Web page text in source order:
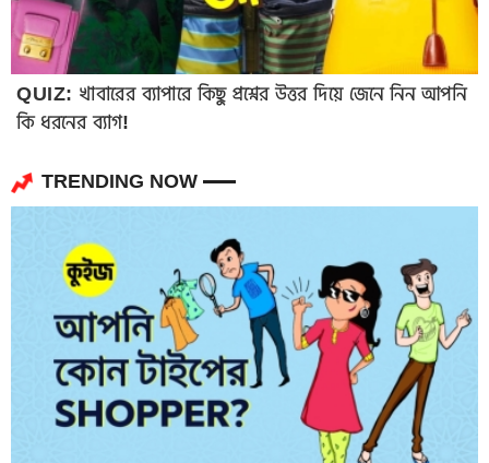
QUIZ: খাবারের ব্যাপারে কিছু প্রশ্নের উত্তর দিয়ে জেনে নিন আপনি
কি ধরনের ব্যাগ!
TRENDING NOW